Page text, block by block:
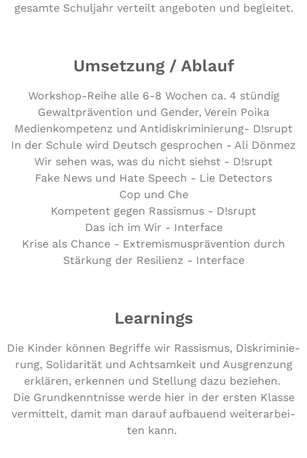
gesamte Schuljahr verteilt angeboten und begleitet.
Umsetzung / Ablauf
Workshop-Reihe alle 6-8 Wochen ca. 4 stündig
Gewaltprävention und Gender, Verein Poika
Medienkompetenz und Antidiskriminierung- D!srupt
In der Schule wird Deutsch gesprochen - Ali Dönmez
Wir sehen was, was du nicht siehst - D!srupt
Fake News und Hate Speech - Lie Detectors
Cop und Che
Kompetent gegen Rassismus - D!srupt
Das ich im Wir - Interface
Krise als Chance - Extremismusprävention durch
Stärkung der Resilienz - Interface
Learnings
Die Kinder können Begriffe wir Rassismus, Dis­kri­mi­nie­
rung, Soli­da­ri­tät und Acht­sam­keit und Aus­gren­zung
erklären, erkennen und Stellung dazu beziehen.
Die Grund­kennt­nis­se werde hier in der ersten Klasse
ver­mit­telt, damit man darauf aufbauend wei­ter­ar­bei­
ten kann.